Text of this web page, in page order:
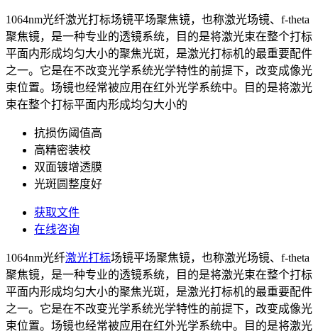
1064nm光纤激光打标场镜平场聚焦镜，也称激光场镜、f-theta
聚焦镜，是一种专业的透镜系统，目的是将激光束在整个打标
平面内形成均匀大小的聚焦光斑，是激光打标机的最重要配件
之一。它是在不改变光学系统光学特性的前提下，改变成像光
束位置。场镜也经常被应用在红外光学系统中。目的是将激光
束在整个打标平面内形成均匀大小的
抗损伤阈值高
高精密装校
双面镀增透膜
光斑圆整度好
获取文件
在线咨询
1064nm光纤激光打标场镜平场聚焦镜，也称激光场镜、f-theta
聚焦镜，是一种专业的透镜系统，目的是将激光束在整个打标
平面内形成均匀大小的聚焦光斑，是激光打标机的最重要配件
之一。它是在不改变光学系统光学特性的前提下，改变成像光
束位置。场镜也经常被应用在红外光学系统中。目的是将激光